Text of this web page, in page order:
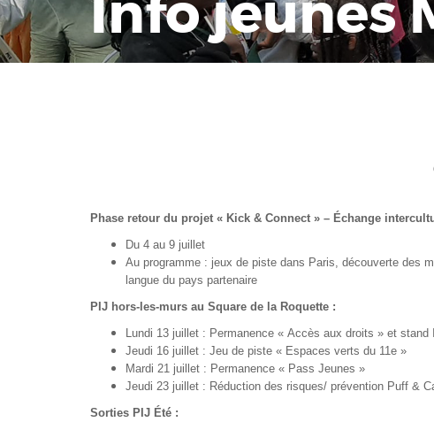
Info jeunes
Phase retour du projet « Kick & Connect » – Échange
Du 4 au 9 juillet
Au programme : jeux de piste dans Paris, découverte des
langue du pays partenaire
PIJ hors-les-murs au Square de la Roquette :
Lundi 13 juillet : Permanence « Accès aux droits » et
Jeudi 16 juillet : Jeu de piste « Espaces verts du 11e »
Mardi 21 juillet : Permanence « Pass Jeunes »
Jeudi 23 juillet : Réduction des risques/ prévention Puff &
Sorties PIJ Été :